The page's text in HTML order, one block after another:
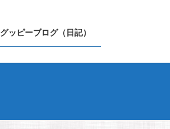
グッピーブログ（日記）